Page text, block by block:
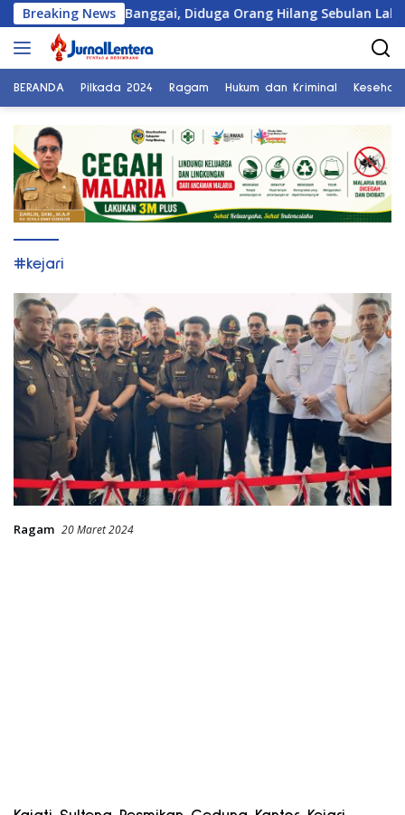
Langsung
ke
konten
Breaking News
Warga Banggai, Diduga Orang Hilang Sebulan Lalu
BERANDA Pilkada 2024 Ragam Hukum dan Kriminal
#kejari
Ragam 20 Maret 2024